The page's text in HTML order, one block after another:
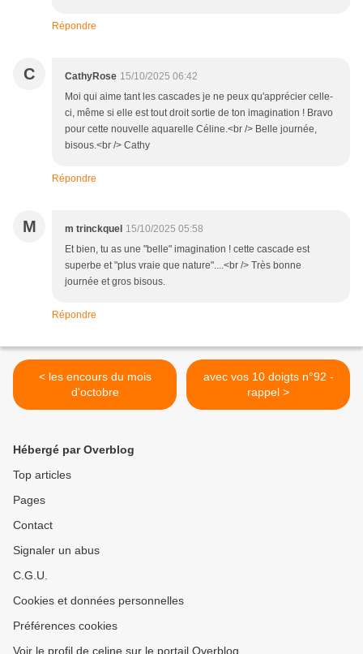
Répondre
C CathyRose 15/10/2025 06:42
Moi qui aime tant les cascades je ne peux qu'apprécier celle-
ci, même si elle est tout droit sortie de ton imagination ! Bravo
pour cette nouvelle aquarelle Céline.<br /> Belle journée,
bisous.<br /> Cathy
Répondre
M m trinckquel 15/10/2025 05:58
Et bien, tu as une "belle" imagination ! cette cascade est
superbe et "plus vraie que nature"....<br /> Très bonne
journée et gros bisous.
Répondre
< les encours du mois
d'octobre
avec vos 10 doigts n°92 -
rappel >
Hébergé par Overblog
Top articles
Pages
Contact
Signaler un abus
C.G.U.
Cookies et données personnelles
Préférences cookies
Voir le profil de celine sur le portail Overblog